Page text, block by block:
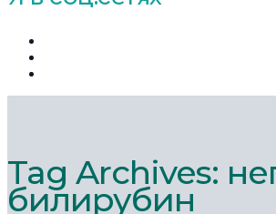
Tag Archives:
билирубин